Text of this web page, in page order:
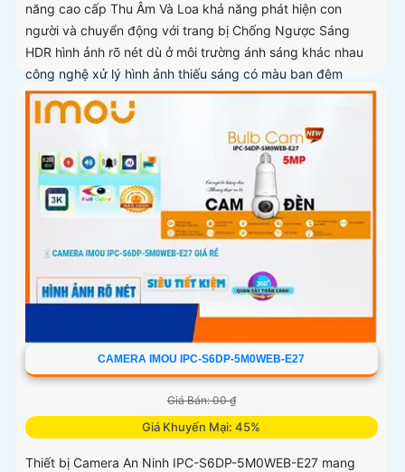
năng cao cấp Thu Âm Và Loa khả năng phát hiện con
người và chuyển động với trang bị Chống Ngược Sáng
HDR hình ảnh rõ nét dù ở môi trường ánh sáng khác nhau
công nghệ xử lý hình ảnh thiếu sáng có màu ban đêm
mang lại hình ảnh sắc nét
CAMERA IMOU IPC-S6DP-5M0WEB-E27
Giá Bán: 00 ₫
Giá Khuyến Mại: 45%
Thiết bị Camera An Ninh IPC-S6DP-5M0WEB-E27 mang